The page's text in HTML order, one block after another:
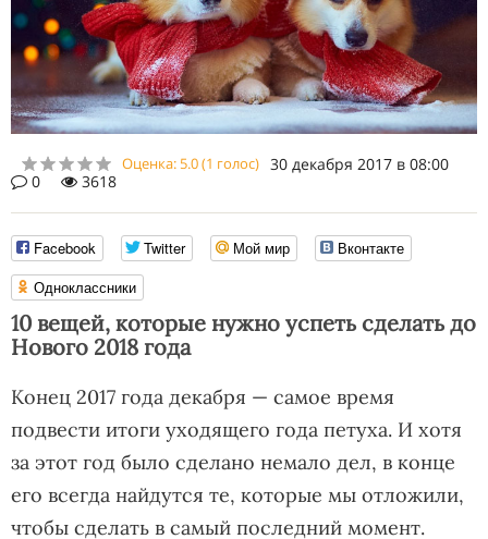
Оценка:5.0(1 голос) 30 декабря 2017 в 08:00
0
3618
Facebook Twitter Мой мир
Вконтакте
Одноклассники
10 вещей, которые нужно успеть сделать до
Нового 2018 года
Конец 2017 года декабря — самое время
подвести итоги уходящего года петуха. И хотя
за этот год было сделано немало дел, в конце
его всегда найдутся те, которые мы отложили,
чтобы сделать в самый последний момент.